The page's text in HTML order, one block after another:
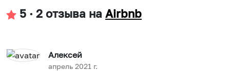
5 · 2 отзыва на Airbnb
Алексей
апрель 2021 г.